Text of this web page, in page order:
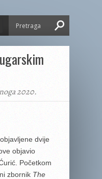
2020.
dvije
objavio
Početkom
zbornik The